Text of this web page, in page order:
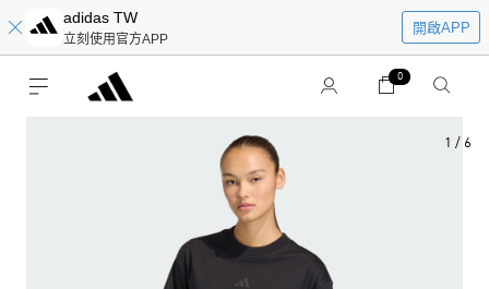
adidas TW
立刻使用官方APP
開啟APP
0
1 / 6